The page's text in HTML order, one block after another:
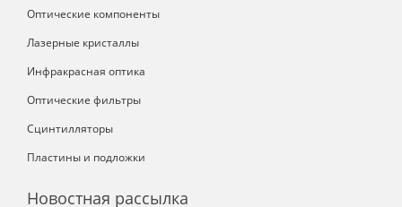
Оптические компоненты
Лазерные кристаллы
Инфракрасная оптика
Оптические фильтры
Сцинтилляторы
Пластины и подложки
Новостная рассылка